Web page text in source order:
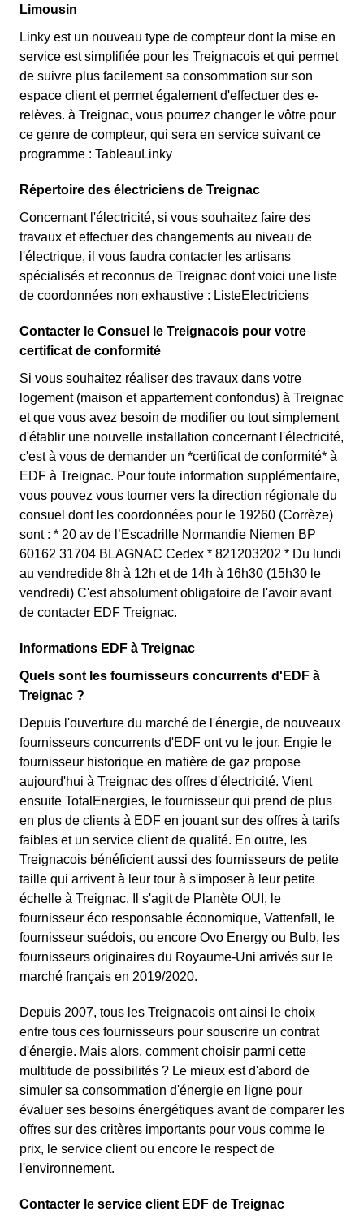
Limousin
Linky est un nouveau type de compteur dont la mise en
service est simplifiée pour les Treignacois et qui permet
de suivre plus facilement sa consommation sur son
espace client et permet également d'effectuer des e-
relèves. à Treignac, vous pourrez changer le vôtre pour
ce genre de compteur, qui sera en service suivant ce
programme : TableauLinky
Répertoire des électriciens de Treignac
Concernant l'électricité, si vous souhaitez faire des
travaux et effectuer des changements au niveau de
l'électrique, il vous faudra contacter les artisans
spécialisés et reconnus de Treignac dont voici une liste
de coordonnées non exhaustive : ListeElectriciens
Contacter le Consuel le Treignacois pour votre
certificat de conformité
Si vous souhaitez réaliser des travaux dans votre
logement (maison et appartement confondus) à Treignac
et que vous avez besoin de modifier ou tout simplement
d'établir une nouvelle installation concernant l'électricité,
c'est à vous de demander un *certificat de conformité* à
EDF à Treignac. Pour toute information supplémentaire,
vous pouvez vous tourner vers la direction régionale du
consuel dont les coordonnées pour le 19260 (Corrèze)
sont : * 20 av de l’Escadrille Normandie Niemen BP
60162 31704 BLAGNAC Cedex * 821203202 * Du lundi
au vendredide 8h à 12h et de 14h à 16h30 (15h30 le
vendredi) C'est absolument obligatoire de l'avoir avant
de contacter EDF Treignac.
Informations EDF à Treignac
Quels sont les fournisseurs concurrents d'EDF à
Treignac ?
Depuis l'ouverture du marché de l'énergie, de nouveaux
fournisseurs concurrents d'EDF ont vu le jour. Engie le
fournisseur historique en matière de gaz propose
aujourd'hui à Treignac des offres d'électricité. Vient
ensuite TotalEnergies, le fournisseur qui prend de plus
en plus de clients à EDF en jouant sur des offres à tarifs
faibles et un service client de qualité. En outre, les
Treignacois bénéficient aussi des fournisseurs de petite
taille qui arrivent à leur tour à s'imposer à leur petite
échelle à Treignac. Il s'agit de Planète OUI, le
fournisseur éco responsable économique, Vattenfall, le
fournisseur suédois, ou encore Ovo Energy ou Bulb, les
fournisseurs originaires du Royaume-Uni arrivés sur le
marché français en 2019/2020.
Depuis 2007, tous les Treignacois ont ainsi le choix
entre tous ces fournisseurs pour souscrire un contrat
d'énergie. Mais alors, comment choisir parmi cette
multitude de possibilités ? Le mieux est d'abord de
simuler sa consommation d'énergie en ligne pour
évaluer ses besoins énergétiques avant de comparer les
offres sur des critères importants pour vous comme le
prix, le service client ou encore le respect de
l'environnement.
Contacter le service client EDF de Treignac